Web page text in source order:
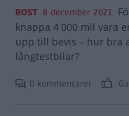
ROST 8 december 2021
knappa 4 000 mil vara
upp till bevis – hur bra
långtestbilar?
0 kommentarer